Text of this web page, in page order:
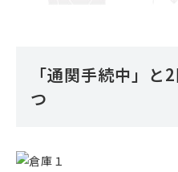
「通関手続中」と
つ